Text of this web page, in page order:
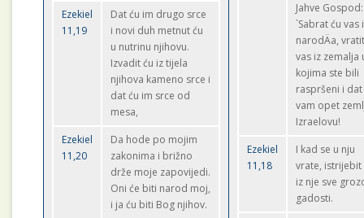
Ezekiel
11,19
Dat ću im drugo srce
i novi duh metnut ću
u nutrinu njihovu.
Izvadit ću iz tijela
njihova kameno srce i
dat ću im srce od
mesa,
Ezekiel
11,20
Da hode po mojim
zakonima i brižno
drže moje zapovijedi.
Oni će biti narod moj,
i ja ću biti Bog njihov.
Jahve Gospod:
`Sabrat ću vas
narodÄa,
vas iz zemalja
kojima ste bili
raspršeni i
vam opet
Izraelovu!
Ezekiel
11,18
I kad se u nju
vrate, istrijebit
iz nje sve
gadosti.